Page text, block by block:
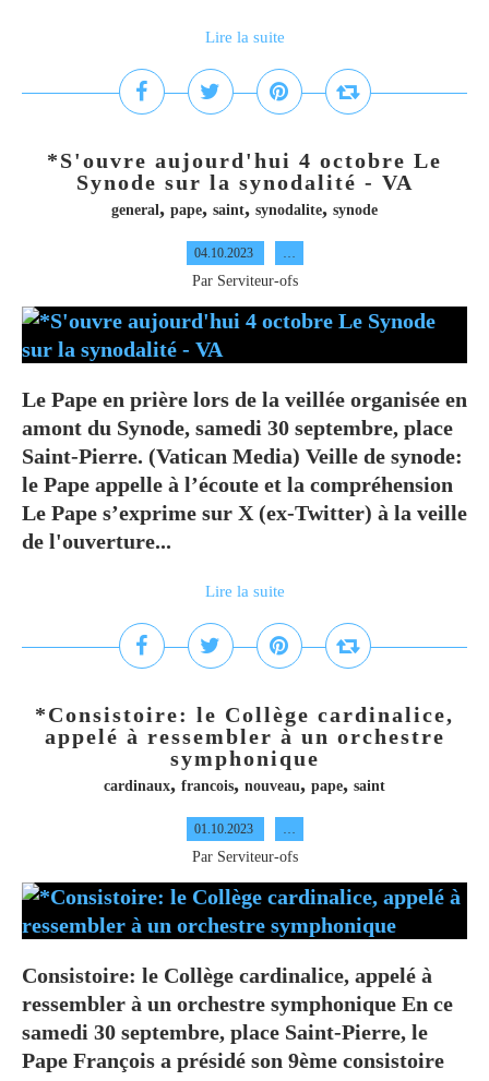
Lire la suite
*S'ouvre aujourd'hui 4 octobre Le
Synode sur la synodalité - VA
general, pape, saint, synodalite, synode
04.10.2023 …
Par Serviteur-ofs
Le Pape en prière lors de la veillée organisée en
amont du Synode, samedi 30 septembre, place
Saint-Pierre. (Vatican Media) Veille de synode:
le Pape appelle à l’écoute et la compréhension
Le Pape s’exprime sur X (ex-Twitter) à la veille
de l'ouverture...
Lire la suite
*Consistoire: le Collège cardinalice,
appelé à ressembler à un orchestre
symphonique
cardinaux, francois, nouveau, pape, saint
01.10.2023 …
Par Serviteur-ofs
Consistoire: le Collège cardinalice, appelé à
ressembler à un orchestre symphonique En ce
samedi 30 septembre, place Saint-Pierre, le
Pape François a présidé son 9ème consistoire